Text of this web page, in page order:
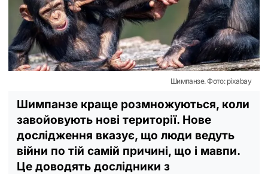
Шимпанзе. Фото: pixabay
Шимпанзе краще розмножуються, коли
завойовують нові території. Нове
дослідження вказує, що люди ведуть
війни по тій самій причині, що і мавпи.
Це доводять дослідники з